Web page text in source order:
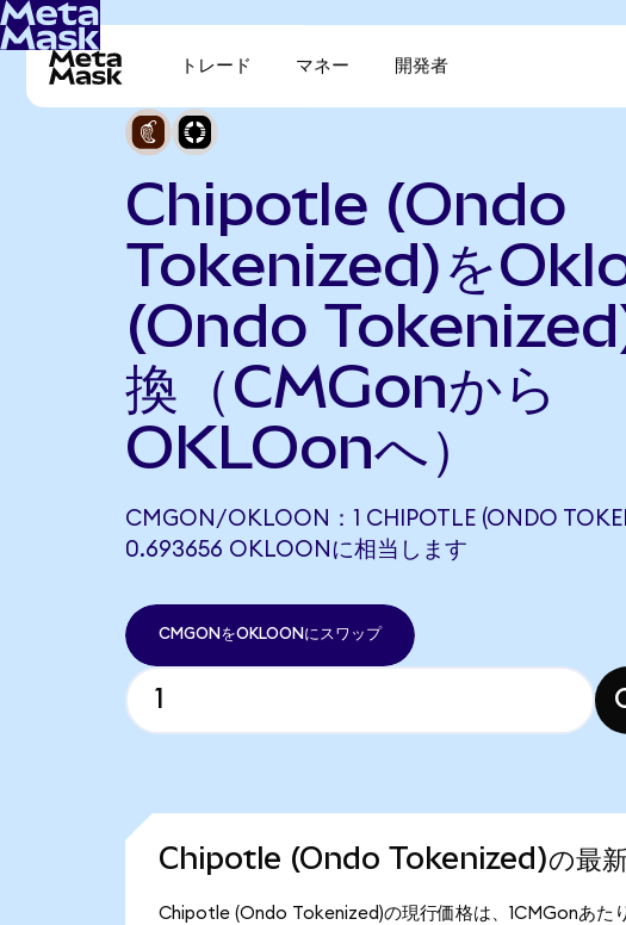
トレード マネー 開発者
Chipotle (Ondo
Tokenized)を
(Ondo
換（CMGonから
OKLOonへ）
CMGON/OKLOON：1 CHIPOTLE (ONDO
0.693656 OKLOONに相当します
CMGONをOKLOONにスワップ
Chipotle (Ondo Tokenized)の最新
Chipotle (Ondo Tokenized)の現行価格は、1CMGonあ